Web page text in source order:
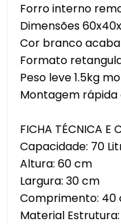
Forro interno
Dimensões
Cor branco
Formato
Peso leve 1.5kg
Montagem
FICHA TÉCNICA E
Capacidade: 70
Altura: 60 cm
Largura: 30 cm
Comprimento: 40
Material